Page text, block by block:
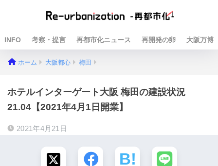
INFO 考察・提言 再都市化ニュース 再開発の卵 大阪万博
ホーム 大阪都心 梅田
ホテルインターゲート大阪 梅田の建設状況
21.04【2021年4月1日開業】
2021年4月21日